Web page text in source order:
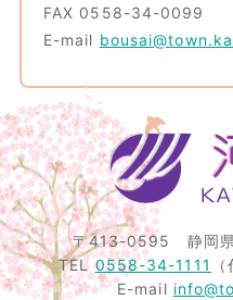
FAX 0558-34-0099
E-mail
〒413-0595 静岡
TEL0558-34-1111
E-mail